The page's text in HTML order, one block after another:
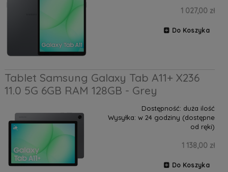
1 027,00 zł
Do Koszyka
Tablet Samsung Galaxy Tab A11+ X236
11.0 5G 6GB RAM 128GB - Grey
Dostępność: duża ilość
Wysyłka: w 24 godziny (dostępne
od ręki)
1 138,00 zł
Do Koszyka